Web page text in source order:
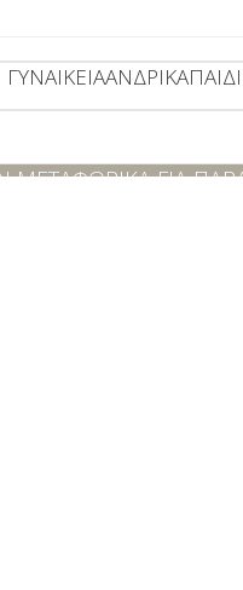
ΓΥΝΑΙΚΕΊΑΑΝΔΡΙΚΆ
ΜΕΤΑΦΟΡΙΚΑ ΓΙΑ